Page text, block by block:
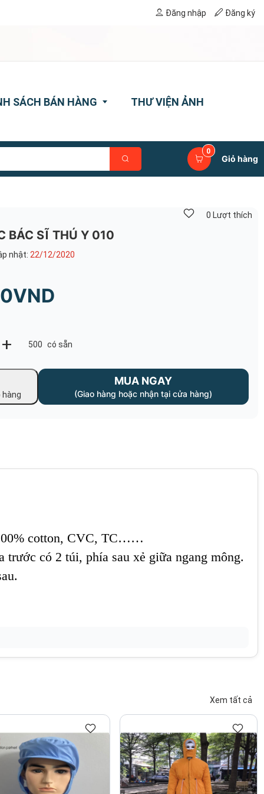
Đăng nhập Đăng ký
SÁCH BÁN HÀNG
bảo hành
bảo mật thông tin
THƯ VIỆN ẢNH
0
Giỏ hàng
BÁC SĨ THÚ Y 010
nhật: 22/12/2020
+ 500 có sẵn
hàng
MUA NGAY
(Giao hàng hoặc nhận tại cửa hàng)
0 Lượt thích
cotton, CVC, TC……
có 2 túi, phía sau xẻ giữa ngang mông.
chọn theo cataloge vải).
nhận trả lại hàng nếu sản phẩm không như
Xem tất cả